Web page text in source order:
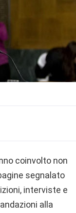
coinvolto non
segnalato
interviste e
alla